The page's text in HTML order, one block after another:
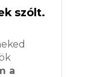
szólt.
a